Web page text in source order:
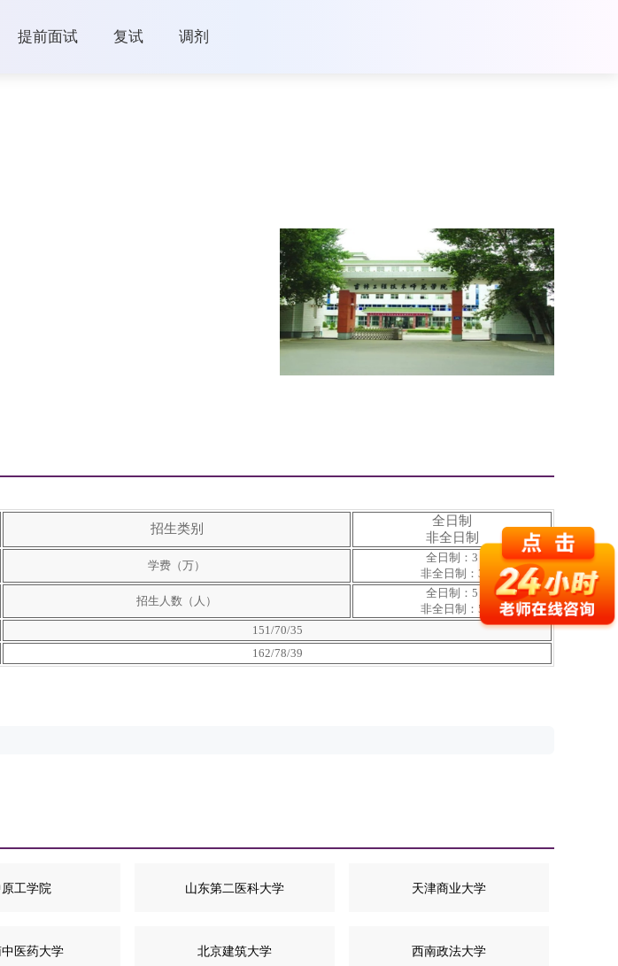
提前面试 复试 调剂
招生类别
全日制
非全日制
学费（万）
全日制：3
非全日制：3
招生人数（人）
全日制：5
非全日制：5
151/70/35
162/78/39
工学院 山东第二医科大学 天津商业大学
医药大学 北京建筑大学 西南政法大学